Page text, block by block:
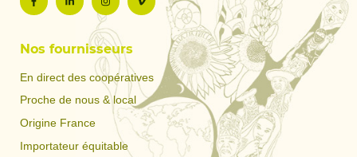
Nos fournisseurs
En direct des coopératives
Proche de nous & local
Origine France
Importateur équitable